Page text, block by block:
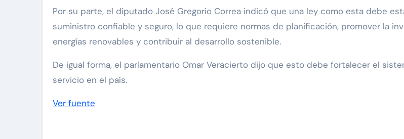
Por su parte, el diputado José Gregorio Correa indicó que una ley como esta debe
suministro confiable y seguro, lo que requiere normas de planificación, promover la
energías renovables y contribuir al desarrollo sostenible.
De igual forma, el parlamentario Omar Veracierto dijo que esto debe fortalecer el
servicio en el país.
Ver fuente